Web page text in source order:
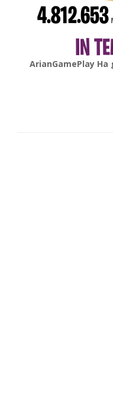
4.812.653
IN
gonsabellaHa